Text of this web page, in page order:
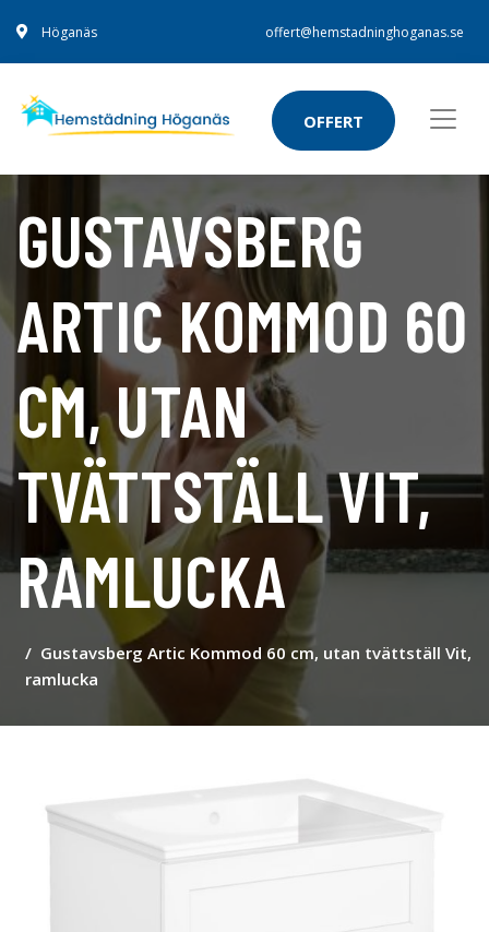
Höganäs offert@hemstadninghoganas.se
OFFERT
GUSTAVSBERG
ARTIC KOMMOD 60
CM, UTAN
TVÄTTSTÄLL VIT,
RAMLUCKA
Gustavsberg Artic Kommod 60 cm, utan tvättställ Vit,
ramlucka